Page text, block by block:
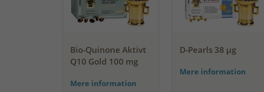
Bio-Quinone Aktivt
Q10 Gold 100 mg
Mere information
D-Pearls 38 µg
Mere information